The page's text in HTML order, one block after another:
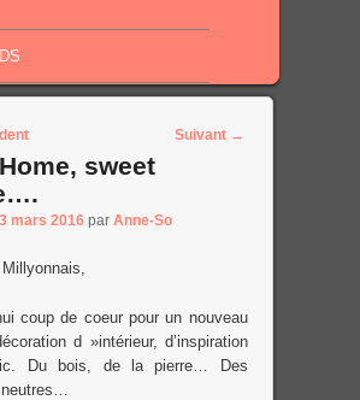
Suivant →
sweet
3 mars 2016 par Anne-So
coup de coeur pour un nouveau
d »intérieur, d’inspiration
Du bois, de la pierre… Des